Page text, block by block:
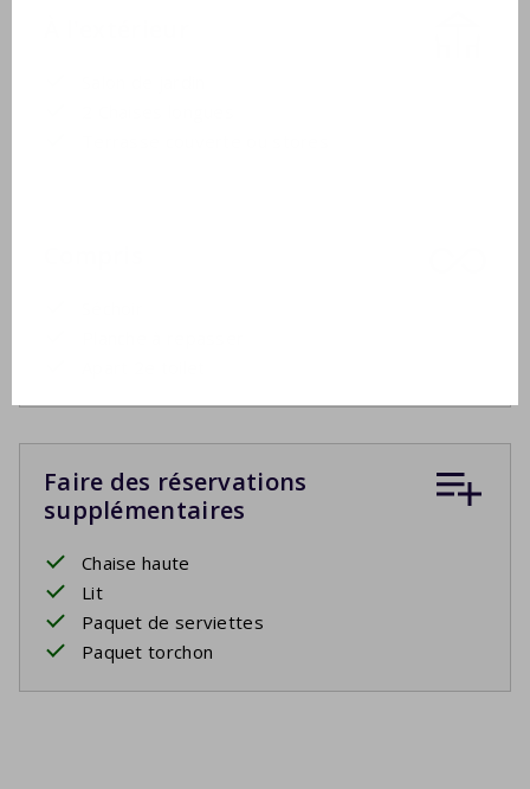
Faire des réservations
supplémentaires
Chaise haute
Lit
Paquet de serviettes
Paquet torchon